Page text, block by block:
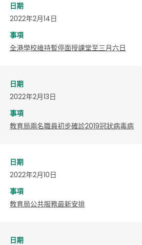
日期
2022年2月14日
事項
全港學校維持暫停面授課堂至三月六日
日期
2022年2月13日
事項
教育局兩名職員初步確診2019冠狀病毒病
日期
2022年2月10日
事項
教育局公共服務最新安排
日期